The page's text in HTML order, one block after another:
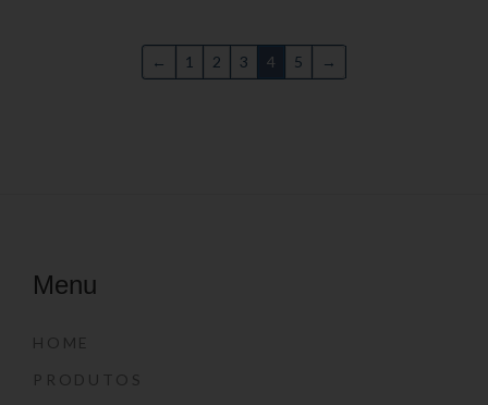
← 1 2 3 4 5 →
Menu
HOME
PRODUTOS